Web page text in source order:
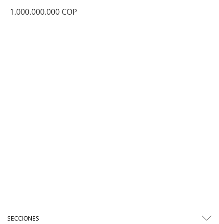
1.000.000.000 COP
SECCIONES